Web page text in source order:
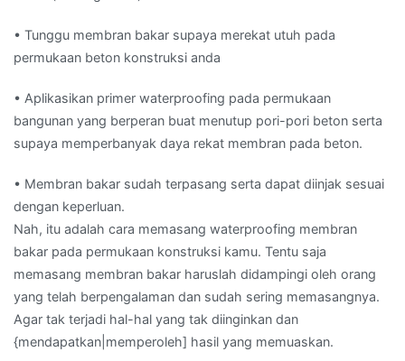
• Tunggu membran bakar supaya merekat utuh pada
permukaan beton konstruksi anda
• Aplikasikan primer waterproofing pada permukaan
bangunan yang berperan buat menutup pori-pori beton serta
supaya memperbanyak daya rekat membran pada beton.
• Membran bakar sudah terpasang serta dapat diinjak sesuai
dengan keperluan.
Nah, itu adalah cara memasang waterproofing membran
bakar pada permukaan konstruksi kamu. Tentu saja
memasang membran bakar haruslah didampingi oleh orang
yang telah berpengalaman dan sudah sering memasangnya.
Agar tak terjadi hal-hal yang tak diinginkan dan
{mendapatkan|memperoleh] hasil yang memuaskan.